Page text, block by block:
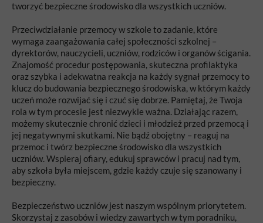
tworzyć bezpieczne środowisko dla wszystkich uczniów.
Przeciwdziałanie przemocy w szkole to zadanie, które
wymaga zaangażowania całej społeczności szkolnej –
dyrektorów, nauczycieli, uczniów, rodziców i organów ścigania.
Znajomość procedur postępowania, skuteczna profilaktyka
oraz szybka i adekwatna reakcja na każdy sygnał przemocy to
klucz do budowania bezpiecznego środowiska, w którym każdy
uczeń może rozwijać się i czuć się dobrze. Pamiętaj, że Twoja
rola w tym procesie jest niezwykle ważna. Działając razem,
możemy skutecznie chronić dzieci i młodzież przed przemocą i
jej negatywnymi skutkami. Nie bądź obojętny – reaguj na
przemoc i twórz bezpieczne środowisko dla wszystkich
uczniów. Wspieraj ofiary, edukuj sprawców i pracuj nad tym,
aby szkoła była miejscem, gdzie każdy czuje się szanowany i
bezpieczny.
Bezpieczeństwo uczniów jest naszym wspólnym priorytetem.
Skorzystaj z zasobów i wiedzy zawartych w tym poradniku,